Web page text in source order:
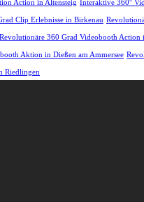
Action in Altensteig Interaktive 360°
Clip Erlebnisse in Birkenau
Revolutionäre 360 Grad Videobooth Action
Aktion in Dießen am Ammersee
Riedlingen